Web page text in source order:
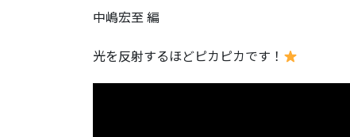
中嶋宏至 編
光を反射するほどピカピカです！